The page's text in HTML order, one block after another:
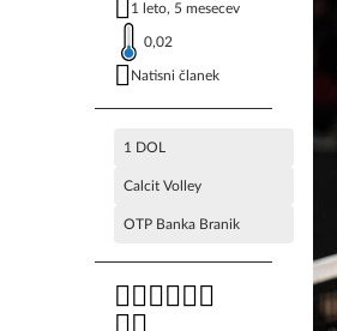
1 leto, 5 mesecev
0,02
Natisni članek
1 DOL
Calcit Volley
OTP Banka Branik